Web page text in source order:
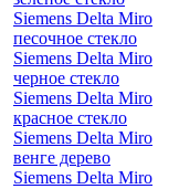
Siemens Delta Miro
песочное стекло
Siemens Delta Miro
черное стекло
Siemens Delta Miro
красное стекло
Siemens Delta Miro
венге дерево
Siemens Delta Miro